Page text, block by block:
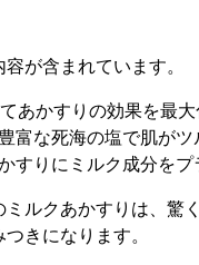
が含まれています。
あかすりの効果を最
富な死海の塩で肌がツ
すりにミルク成分を
ルクあかすりは、驚
きになります。